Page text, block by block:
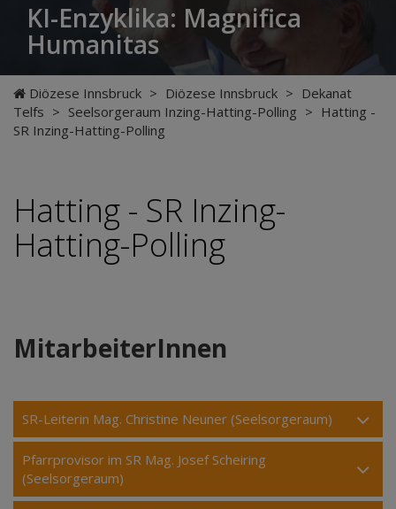
KI-Enzyklika: Magnifica
Humanitas
Diözese Innsbruck > Diözese Innsbruck > Dekanat
Telfs > Seelsorgeraum Inzing-Hatting-Polling > Hatting -
SR Inzing-Hatting-Polling
Hatting - SR Inzing-
Hatting-Polling
MitarbeiterInnen
SR-Leiterin Mag. Christine Neuner (Seelsorgeraum)
Pfarrprovisor im SR Mag. Josef Scheiring
(Seelsorgeraum)